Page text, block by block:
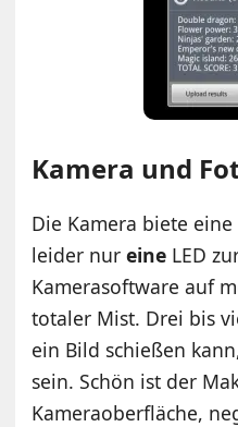
Kamera und
Die Kamera biete
leider nureine LED
Kamerasoftware auf
totaler Mist. Drei bis
ein Bild schießen
sein. Schön ist der
Kameraoberfläche,